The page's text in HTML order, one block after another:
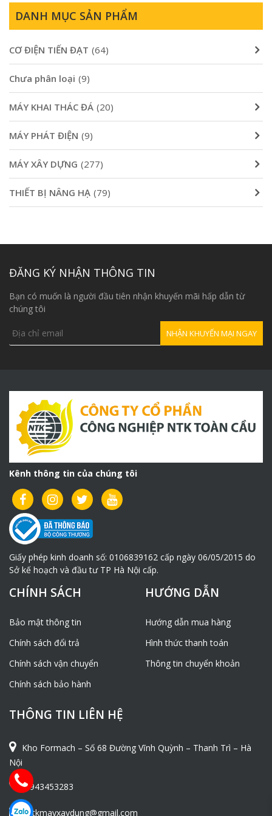
DANH MỤC SẢN PHẨM
CƠ ĐIỆN TIẾN ĐẠT (64)
Chưa phân loại (9)
MÁY KHAI THÁC ĐÁ (20)
MÁY PHÁT ĐIỆN (9)
MÁY XÂY DỰNG (277)
THIẾT BỊ NÂNG HẠ (79)
ĐĂNG KÝ NHẬN THÔNG TIN
Bạn có muốn là người đầu tiên nhận khuyến mãi hấp dẫn từ
chúng tôi
Kênh thông tin của chúng tôi
Giấy phép kinh doanh số: 0106839162 cấp ngày 06/05/2015 do
Sở kế hoạch và đầu tư TP Hà Nội cấp.
CHÍNH SÁCH
Bảo mật thông tin
Chính sách đổi trả
Chính sách vận chuyển
Chính sách bảo hành
HƯỚNG DẪN
Hướng dẫn mua hàng
Hình thức thanh toán
Thông tin chuyển khoản
THÔNG TIN LIÊN HỆ
Kho Formach – Số 68 Đường Vĩnh Quỳnh – Thanh Trì – Hà
Nội
0943453283
ntkmayxaydung@gmail.com